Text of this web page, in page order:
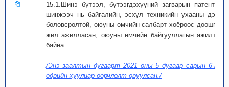
15.1.Шинэ бүтээл, бүтээгдэхүүний загварын патентын
шинжээч нь байгалийн, эсхүл техникийн ухааны дээд
боловсролтой, оюуны өмчийн салбарт хоёроос доошгүй
жил ажилласан, оюуны өмчийн байгууллагын ажилтан
байна.
/Энэ заалтын дугаарт 2021 оны 5 дугаар сарын 6-ны
өдрийн хуулиар өөрчлөлт оруулсан./